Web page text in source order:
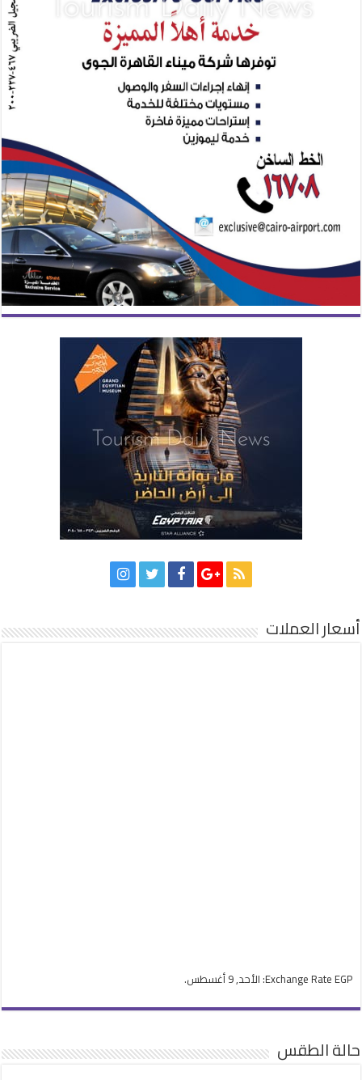
أسعار العملات
Exchange Rate EGP : الأحد, 9 أغسطس.
حالة الطقس